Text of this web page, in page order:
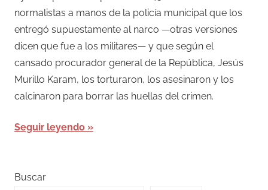
normalistas a manos de la policía municipal que los
entregó supuestamente al narco —otras versiones
dicen que fue a los militares— y que según el
cansado procurador general de la República, Jesús
Murillo Karam, los torturaron, los asesinaron y los
calcinaron para borrar las huellas del crimen.
Seguir leyendo
Buscar